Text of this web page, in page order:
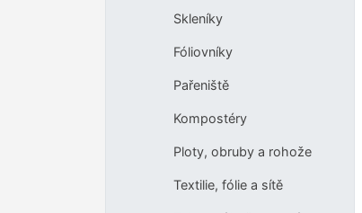
Skleníky
Fóliovníky
Pařeniště
Kompostéry
Ploty, obruby a rohože
Textilie, fólie a sítě